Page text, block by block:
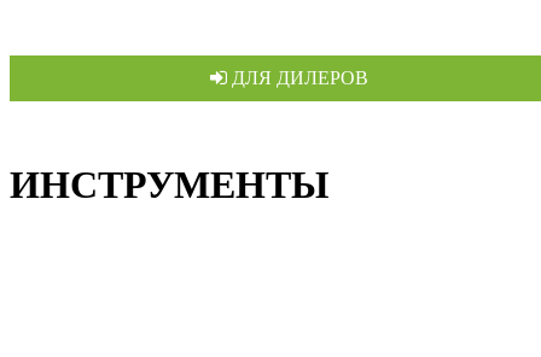
ДЛЯ ДИЛЕРОВ
ИНСТРУМЕНТЫ